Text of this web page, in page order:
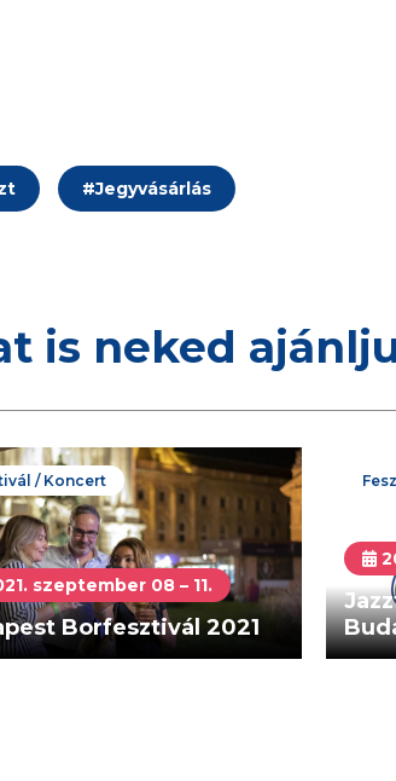
#Jegyvásárlás
is neked
/ Koncert
szeptember 08 – 11.
Borfesztivál 2021